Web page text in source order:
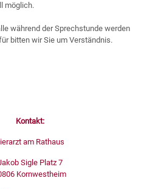
möglich.
während der Sprechstunde werden
bitten wir Sie um Verständnis.
Kontakt:
am Rathaus
Sigle Platz 7
Kornwestheim